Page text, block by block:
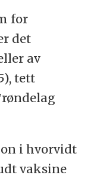
for
det
av
tett
i hvorvidt
vaksine